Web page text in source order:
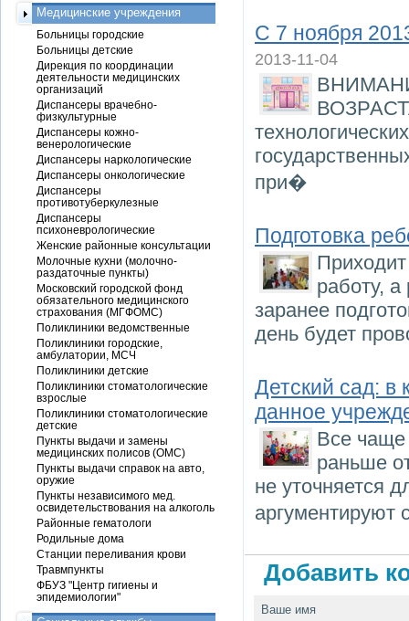
С 7 ноября
2013-11-04
при�
Подготовка
работу,
заранее
день будет
Детский сад: в
данное
Все чаще
раньше
не уточняется
аргументируют
Добавить
Ваше имя
Медицинские учреждения
Больницы городские
Больницы детские
Дирекция по координации
деятельности медицинских
организаций
Диспансеры врачебно-
физкультурные
Диспансеры кожно-
венерологические
Диспансеры наркологические
Диспансеры онкологические
Диспансеры
противотуберкулезные
Диспансеры
психоневрологические
Женские районные консультации
Молочные кухни (молочно-
раздаточные пункты)
Московский городской фонд
обязательного медицинского
страхования (МГФОМС)
Поликлиники ведомственные
Поликлиники городские,
амбулатории, МСЧ
Поликлиники детские
Поликлиники стоматологические
взрослые
Поликлиники стоматологические
детские
Пункты выдачи и замены
медицинских полисов (ОМС)
Пункты выдачи справок на авто,
оружие
Пункты независимого мед.
освидетельствования на алкоголь
Районные гематологи
Родильные дома
Станции переливания крови
Травмпункты
ФБУЗ "Центр гигиены и
эпидемиологии"